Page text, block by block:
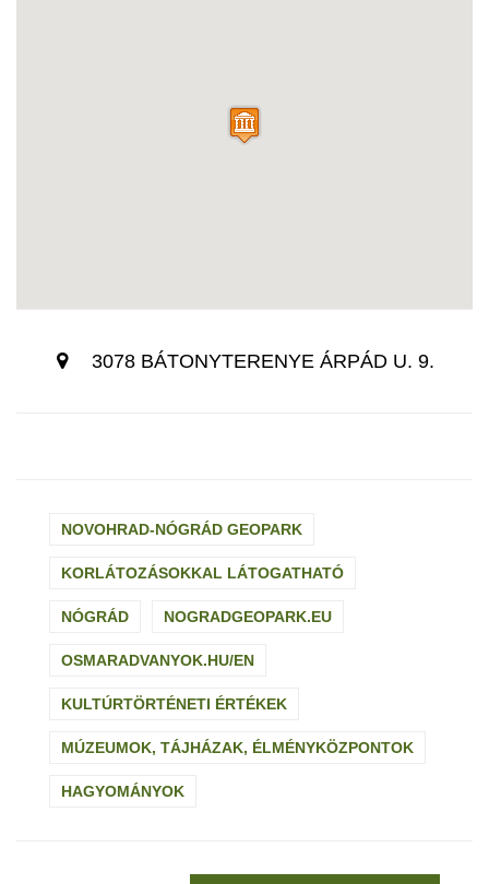
3078 BÁTONYTERENYE ÁRPÁD U. 9.
NOVOHRAD-NÓGRÁD GEOPARK
KORLÁTOZÁSOKKAL LÁTOGATHATÓ
NÓGRÁD NOGRADGEOPARK.EU
OSMARADVANYOK.HU/EN
KULTÚRTÖRTÉNETI ÉRTÉKEK
MÚZEUMOK, TÁJHÁZAK, ÉLMÉNYKÖZPONTOK
HAGYOMÁNYOK